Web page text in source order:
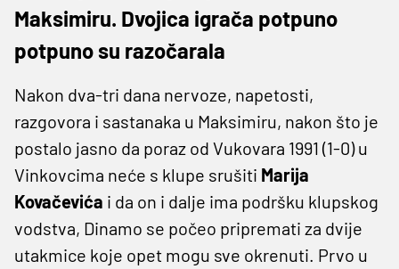
Maksimiru. Dvojica igrača potpuno
potpuno su razočarala
Nakon dva-tri dana nervoze, napetosti,
razgovora i sastanaka u Maksimiru, nakon što je
postalo jasno da poraz od Vukovara 1991 (1-0) u
Vinkovcima neće s klupe srušiti Marija
Kovačevića i da on i dalje ima podršku klupskog
vodstva, Dinamo se počeo pripremati za dvije
utakmice koje opet mogu sve okrenuti. Prvo u